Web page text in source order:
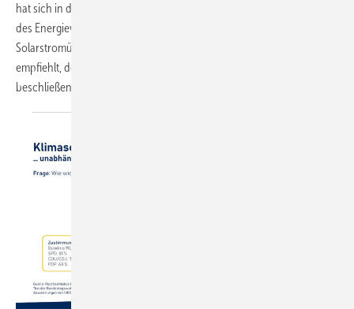
hat sich in dieser Woche mit einem Gesetzesentwurf zur Änderung
des Energiewirtschaftsrechts befasst. Konkret sollen temporäre
Solarstromüberschüsse vermeiden werden. Die Solarbranche
empfiehlt, den Gesetzentwurf noch vor der Bundestagswahl zu
beschließen.